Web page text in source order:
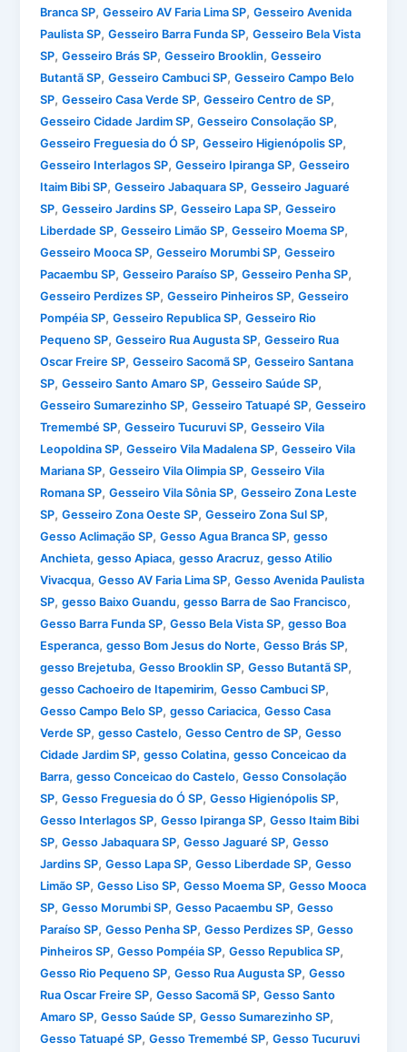
Branca SP,Gesseiro AV Faria Lima SP,Gesseiro Avenida
Paulista SP,Gesseiro Barra Funda SP,Gesseiro Bela Vista
SP,Gesseiro Brás SP,Gesseiro Brooklin,Gesseiro
Butantã SP,Gesseiro Cambuci SP,Gesseiro Campo Belo
SP,Gesseiro Casa Verde SP,Gesseiro Centro de SP,
Gesseiro Cidade Jardim SP,Gesseiro Consolação SP,
Gesseiro Freguesia do Ó SP,Gesseiro Higienópolis SP,
Gesseiro Interlagos SP,Gesseiro Ipiranga SP,Gesseiro
Itaim Bibi SP,Gesseiro Jabaquara SP,Gesseiro Jaguaré
SP,Gesseiro Jardins SP,Gesseiro Lapa SP,Gesseiro
Liberdade SP,Gesseiro Limão SP,Gesseiro Moema SP,
Gesseiro Mooca SP,Gesseiro Morumbi SP,Gesseiro
Pacaembu SP,Gesseiro Paraíso SP,Gesseiro Penha SP,
Gesseiro Perdizes SP,Gesseiro Pinheiros SP,Gesseiro
Pompéia SP,Gesseiro Republica SP,Gesseiro Rio
Pequeno SP,Gesseiro Rua Augusta SP,Gesseiro Rua
Oscar Freire SP,Gesseiro Sacomã SP,Gesseiro Santana
SP,Gesseiro Santo Amaro SP,Gesseiro Saúde SP,
Gesseiro Sumarezinho SP,Gesseiro Tatuapé SP,Gesseiro
Tremembé SP,Gesseiro Tucuruvi SP,Gesseiro Vila
Leopoldina SP,Gesseiro Vila Madalena SP,Gesseiro Vila
Mariana SP,Gesseiro Vila Olimpia SP,Gesseiro Vila
Romana SP,Gesseiro Vila Sônia SP,Gesseiro Zona Leste
SP,Gesseiro Zona Oeste SP,Gesseiro Zona Sul SP,
Gesso Aclimação SP,Gesso Agua Branca SP,gesso
Anchieta,gesso Apiaca,gesso Aracruz,gesso Atilio
Vivacqua,Gesso AV Faria Lima SP,Gesso Avenida Paulista
SP,gesso Baixo Guandu,gesso Barra de Sao Francisco,
Gesso Barra Funda SP,Gesso Bela Vista SP,gesso Boa
Esperanca,gesso Bom Jesus do Norte,Gesso Brás SP,
gesso Brejetuba,Gesso Brooklin SP,Gesso Butantã SP,
gesso Cachoeiro de Itapemirim,Gesso Cambuci SP,
Gesso Campo Belo SP,gesso Cariacica,Gesso Casa
Verde SP,gesso Castelo,Gesso Centro de SP,Gesso
Cidade Jardim SP,gesso Colatina,gesso Conceicao da
Barra,gesso Conceicao do Castelo,Gesso Consolação
SP,Gesso Freguesia do Ó SP,Gesso Higienópolis SP,
Gesso Interlagos SP,Gesso Ipiranga SP,Gesso Itaim Bibi
SP,Gesso Jabaquara SP,Gesso Jaguaré SP,Gesso
Jardins SP,Gesso Lapa SP,Gesso Liberdade SP,Gesso
Limão SP,Gesso Liso SP,Gesso Moema SP,Gesso Mooca
SP,Gesso Morumbi SP,Gesso Pacaembu SP,Gesso
Paraíso SP,Gesso Penha SP,Gesso Perdizes SP,Gesso
Pinheiros SP,Gesso Pompéia SP,Gesso Republica SP,
Gesso Rio Pequeno SP,Gesso Rua Augusta SP,Gesso
Rua Oscar Freire SP,Gesso Sacomã SP,Gesso Santo
Amaro SP,Gesso Saúde SP,Gesso Sumarezinho SP,
Gesso Tatuapé SP,Gesso Tremembé SP,Gesso Tucuruvi